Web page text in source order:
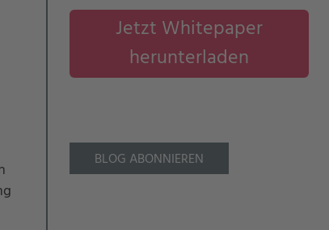
Jetzt Whitepaper
herunterladen
BLOG ABONNIEREN